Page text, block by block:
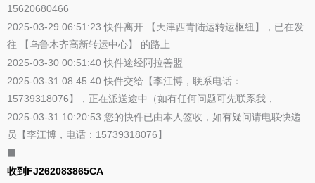
15620680466
2025-03-29 06:51:23 快件离开 【天津西青陆运转运枢纽】，已在发
往 【乌鲁木齐高新转运中心】 的路上
2025-03-30 00:51:40 快件途经阿拉善盟
2025-03-31 08:45:40 快件交给【李江博，联系电话：
15739318076】，正在派送途中（如有任何问题可先联系我，
2025-03-31 10:20:53 您的快件已由本人签收，如有疑问请电联快递
员【李江博，电话：15739318076】
收到FJ262083865CA